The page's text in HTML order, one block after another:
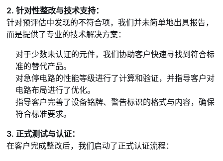
2. 针对性整改与技术支持：
针对预评估中发现的不符合项，我们并未简单地出具报告，
而是提供了专业的技术解决方案：
对于少数未认证的元件，我们协助客户快速寻找到符合标
准的替代产品。
对急停电路的性能等级进行了计算和验证，并指导客户对
电路布局进行了优化。
指导客户完善了设备铭牌、警告标识的格式与内容，确保
符合标准要求。
3. 正式测试与认证：
在客户完成整改后，我们启动了正式认证流程：